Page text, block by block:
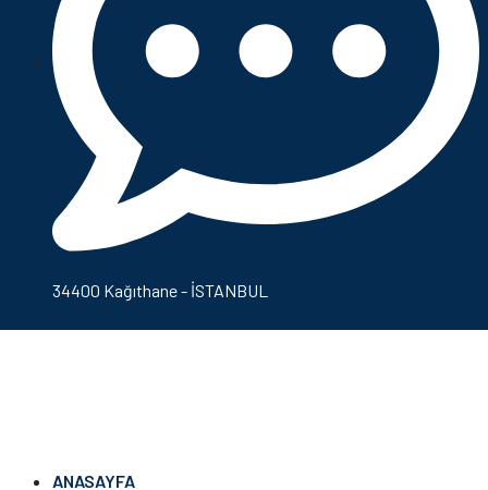
34400 Kağıthane - İSTANBUL
ANASAYFA